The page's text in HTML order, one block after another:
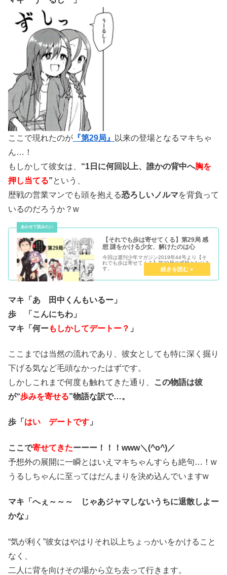
ここで現れたのが 『第29局』
以来の登場となるマキちゃ
ん…！
もしかして彼女は、 “1日に何回以上、誰かの背中へ胸を
押し当てる”という、
歴戦の営業マンでも頭を抱える恐ろしいノルマを背負って
いるのだろうか？w
【それでも歩は寄せてくる】第29局 感
想 謎をかける少女、解けたのは心
今回は週刊少年マガジン2019年44号より【そ
れでも歩は寄せてくる】第29局の感想となりま
す。
マキ「あ 田中くんもいるー」
歩 「こんにちわ」
マキ「何ーもしかしてデートー？ 」
ここまでは当然の流れであり、彼女としても特に深く掘り
下げる気など毛頭なかったはずです。
しかしこれまで何度も触れてきた通り、
この物語は彼
が“歩みを寄せる”物語な訳で…。
歩「 はい デートです 」
ここで寄せてきたーーー！！！www＼(^o^)／
予想外の展開に一瞬とはいえマキちゃんすらも絶句…！w
うるしちゃんに至ってはだんまりを決め込んでいますw
マキ「へぇ～～～ じゃあジャマしないうちに退散しよー
かな」
“気が利く”彼女はやはりそれ以上ちょっかいをかけること
なく、
二人に背を向けその場から立ち去って行きます。